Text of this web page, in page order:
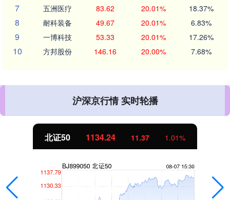
7 五洲医疗 83.62 20.01% 18.37%
8 耐科装备 49.67 20.01% 6.83%
9 一博科技 53.33 20.01% 17.26%
10 方邦股份 146.16 20.00% 7.68%
沪深京行情 实时轮播
北证50 1134.24 11.37 1.01%